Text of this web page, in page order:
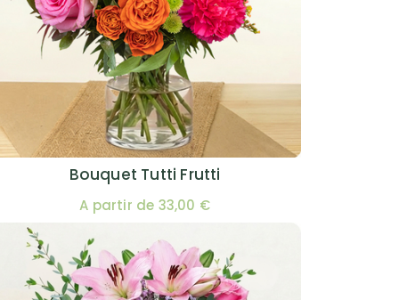
Bouquet Tutti Frutti
A partir de 33,00 €